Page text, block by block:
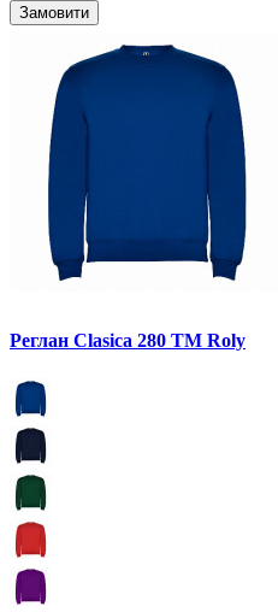
Замовити
Реглан Clasica 280 ТМ Roly